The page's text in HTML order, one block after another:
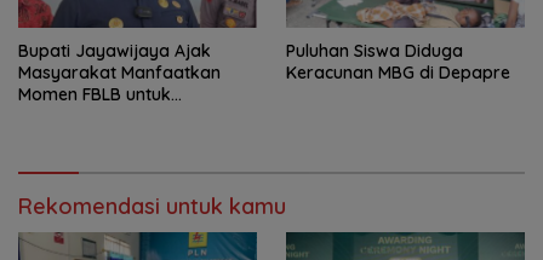
Bupati Jayawijaya Ajak
Masyarakat Manfaatkan
Momen FBLB untuk
Puluhan Siswa Diduga
Keracunan MBG di Depapre
Rekomendasi untuk kamu